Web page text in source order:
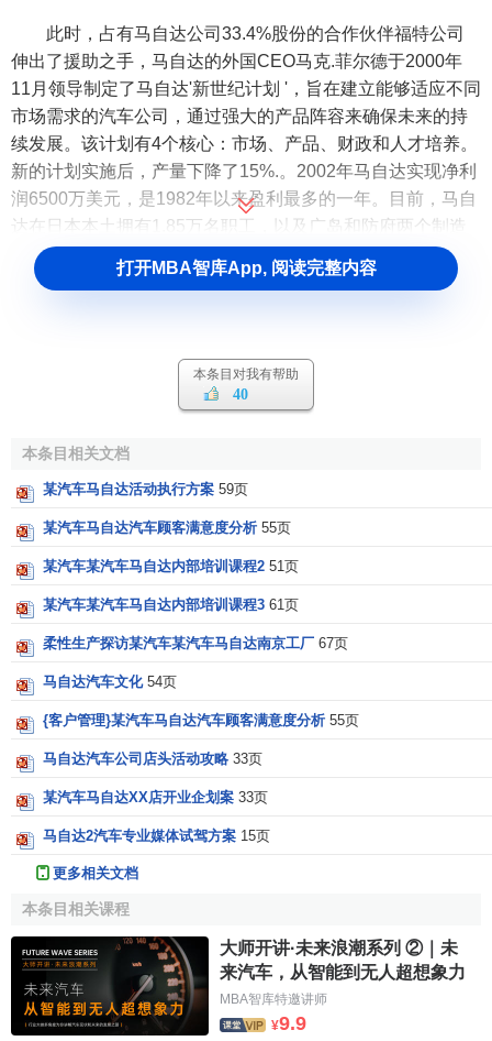
此时，占有马自达公司33.4%股份的合作伙伴福特公司
伸出了援助之手，马自达的外国CEO马克.菲尔德于2000年
11月领导制定了马自达'新世纪计划 '，旨在建立能够适应不同
市场需求的汽车公司，通过强大的产品阵容来确保未来的持
续发展。该计划有4个核心：市场、产品、财政和人才培养。
新的计划实施后，产量下降了15%.。2002年马自达实现净利
润6500万美元，是1982年以来盈利最多的一年。目前，马自
达在日本本土拥有1.85万名职工，以及广岛和防府两个制造
基地，在横滨有一家研发中心；在海外，马自达在美国、泰
国、南美和中东等地建设了19座工厂，其中，在美国设有一
马自达公司的发展历史
马自达公司创建于1920年，创立之初称为东洋软木工业
株式会社，1929年改称“东洋工业株式会社”，涉及领域扩大
在第二年，即1932年开始向中国出口。第二次世界大战期间
中断，1945年重新恢复生产。物美价廉的轻便三轮货车在日
本的经济发展过程中发挥了很大的作用。马自达作为该行业
的霸主在五十年代亦得到了飞速的发展。
域。1959年，马自达的月平均产量为5千辆以上，1962年扩
大到2万辆，1960年以后的三年间，马自达的生产量在日本
居第一。在此期间，生产的车辆逐渐由三轮车向四轮车进行
转变（1961年四轮车的产量超过了三轮车）。
此开始了作为综合汽车厂家的历程。紧跟着又推出“CAROL”
系列的小型货车。1963年的累计生产量突破100万辆。1963
年设计生产的 Familia旅行车和1964年的Familia轿车使马自
口的增长起了很大的作用，在 Familia系列开始生产的初期，
马自达就开始了设计新轿车的计划。并于1966年至1967年，
开始利用最新的设备和电子计算机来合理地进行生产管理，
并建成了模拟高速环状公路及全球道路状况模拟汽车试验
场。
打开MBA智库App, 阅读完整内容
本条目对我有帮助
40
本条目相关文档
某汽车马自达活动执行方案 59页
某汽车马自达汽车顾客满意度分析 55页
某汽车某汽车马自达内部培训课程2 51页
某汽车某汽车马自达内部培训课程3 61页
柔性生产探访某汽车某汽车马自达南京工厂 67页
马自达汽车文化 54页
{客户管理}某汽车马自达汽车顾客满意度分析 55页
马自达汽车公司店头活动攻略 33页
某汽车马自达XX店开业企划案 33页
马自达2汽车专业媒体试驾方案 15页
更多相关文档
本条目相关课程
大师开讲·未来浪潮系列 ②｜未
来汽车，从智能到无人超想象力
MBA智库特邀讲师
¥9.9